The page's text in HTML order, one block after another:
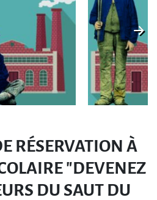
RÉSERVATION À
"DEVENEZ
DU SAUT DU